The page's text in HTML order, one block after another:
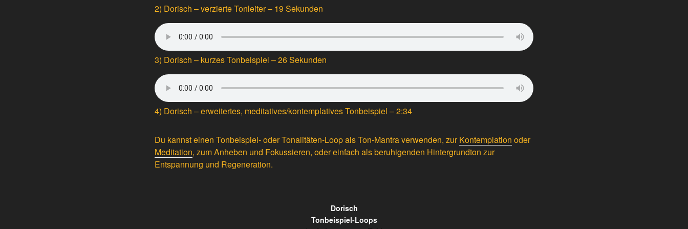
2) Dorisch – verzierte Tonleiter – 19 Sekunden
3) Dorisch – kurzes Tonbeispiel – 26 Sekunden
4) Dorisch – erweitertes, meditatives/kontemplatives Tonbeispiel – 2:34
Du kannst einen Tonbeispiel- oder Tonalitäten-Loop als Ton-Mantra verwenden, zurKontemplation oder
Meditation, zum Anheben und Fokussieren, oder einfach als beruhigenden Hintergrundton zur
Entspannung und Regeneration.
Dorisch
Tonbeispiel-Loops